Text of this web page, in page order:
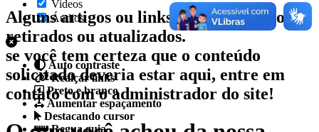
Videos
Áudios
Auto contraste
Realçar links
Preto e branco
Aumentar espaçamento
Destacando cursor
Regua guia
Alguns artigos ou links podem ter sido
retirados ou atualizados.
se você tem certeza que o conteúdo
solicitado deveria estar aqui, entre em
contato com o administrador do site!